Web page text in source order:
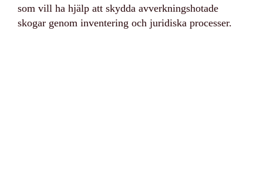
som vill ha hjälp att skydda avverkningshotade
skogar genom inventering och juridiska processer.